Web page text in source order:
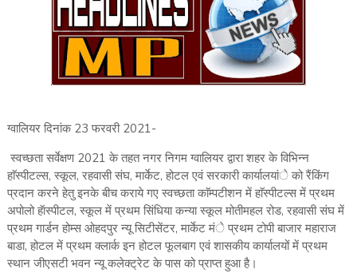
ग्वालियर दिनांक 23 फरवरी 2021-
स्वच्छता सर्वेक्षण 2021 के तहत नगर निगम ग्वालियर द्वारा शहर के विभिन्न
हाॅस्पीटल्स, स्कूल, रहवासी संघ, मार्केट, होटल एवं सरकारी कार्यालयांे को रैंकिंग
प्रदान करने हेतु इनके बीच कराये गए स्वच्छता काॅम्पटीशन में हाॅस्पीटल्स में प्रथम
अपोलो हॅास्पीटल, स्कूल में प्रथम सिंधिया कन्या स्कूल मोतीमहल रोड, रहवासी संघ में
प्रथम गार्डन होम्स ओहदपुर न्यू सिटीसेंटर, मार्केट मंे प्रथम टोपी बाजार महाराज
बाडा, होटल में प्रथम क्लार्क इन होटल फूलबाग एवं शासकीय कार्यालयों में प्रथम
स्थान जीएसटी भवन न्यू कलेक्ट्रेट के पास को प्राप्त हुआ है।